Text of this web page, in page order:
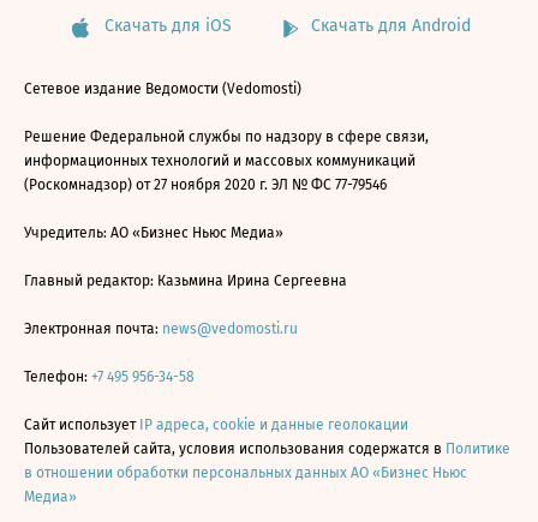
Скачать для iOS Скачать для Android
Сетевое издание Ведомости (Vedomosti)
Решение Федеральной службы по надзору в сфере связи,
информационных технологий и массовых коммуникаций
(Роскомнадзор) от 27 ноября 2020 г. ЭЛ № ФС 77-79546
Учредитель: АО «Бизнес Ньюс Медиа»
Главный редактор: Казьмина Ирина Сергеевна
Электронная почта: news@vedomosti.ru
Телефон: +7 495 956-34-58
Сайт использует IP адреса, cookie и данные геолокации
Пользователей сайта, условия использования содержатся в Политике
в отношении обработки персональных данных АО «Бизнес Ньюс
Медиа»